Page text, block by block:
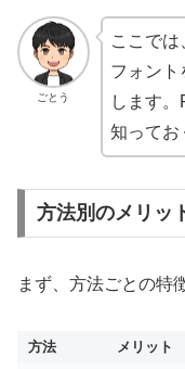
ごとう
ここで
フォント
します
知ってお
方法別のメリッ
まず、方法ごとの特
方法 メリット